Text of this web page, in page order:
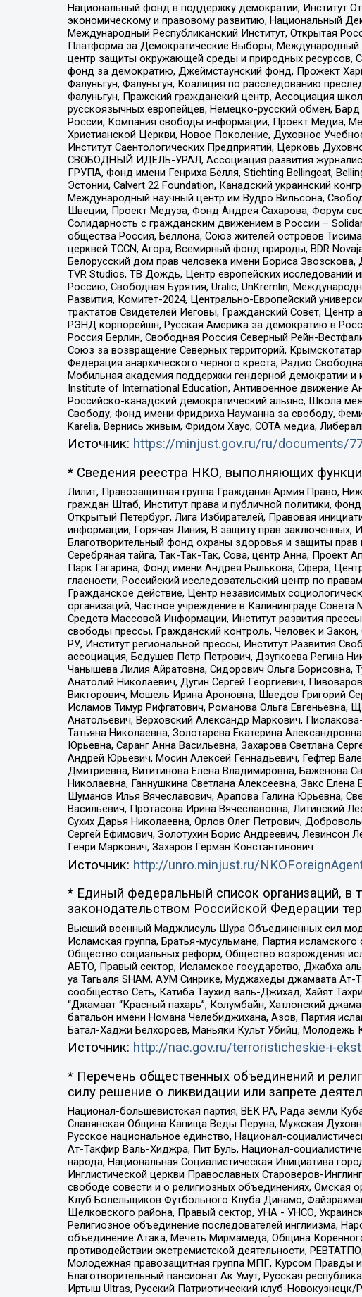
Национальный фонд в поддержку демократии, Институт
экономическому и правовому развитию, Национальный
Международный Республиканский Институт, Открытая
Платформа за Демократические Выборы, Международный
центр защиты окружающей среды и природных ресурсов,
фонд за демократию, Джеймстаунский фонд, Прожект
Фалуньгун, Фалуньгун, Коалиция по расследованию
Фалуньгун, Пражский гражданский центр, Ассоциация
русскоязычных европейцев, Немецко-русский обмен,
России, Компания свободы информации, Проект Медиа,
Христианской Церкви, Новое Поколение, Духовное
Институт Саентологических Предприятий, Церковь
СВОБОДНЫЙ ИДЕЛЬ-УРАЛ, Ассоциация развития
ГРУПА, Фонд имени Генриха Бёлля, Stichting Bellingcat,
Эстонии, Calvert 22 Foundation, Канадский украинский
Международный научный центр им Вудро Вильсона,
Швеции, Проект Медуза, Фонд Андрея Сахарова, Форум
Солидарность с гражданским движением в России –
общества Россия, Беллона, Союз жителей островов
церквей TCCN, Агора, Всемирный фонд природы, BDR
Белорусский дом прав человека имени Бориса
TVR Studios, ТВ Дождь, Центр европейских
Россию, Свободная Бурятия, Uralic, UnKremlin,
Развития, Комитет-2024, Центрально-Европейский
трактатов Свидетелей Иеговы, Гражданский Совет, Центр
РЭНД корпорейшн, Русская Америка за демократию в
Россия Берлин, Свободная Россия Северный Рейн-
Союз за возвращение Северных территорий,
Федерация анархического черного креста, Радио
Мобильная академия поддержки гендерной демократии и
Institute of International Education, Антивоенное движение
Российско-канадский демократический альянс, Школа
Свободу, Фонд имени Фридриха Науманна за свободу,
Karelia, Вернись живым, Фридом Хаус, СОТА медиа,
Источник: https://minjust.gov.ru/ru/documents/
* Сведения реестра НКО, выполняющих
Лилит, Правозащитная группа Гражданин.Армия.Право,
граждан Штаб, Институт права и публичной политики,
Открытый Петербург, Лига Избирателей, Правовая
информации, Горячая Линия, В защиту прав заключенных,
Благотворительный фонд охраны здоровья и защиты
Серебряная тайга, Так-Так-Так, Сова, центр Анна,
Парк Гагарина, Фонд имени Андрея Рылькова, Сфера,
гласности, Российский исследовательский центр по
Гражданское действие, Центр независимых
организаций, Частное учреждение в Калининграде
Средств Массовой Информации, Институт развития
свободы прессы, Гражданский контроль, Человек и
РУ, Институт региональной прессы, Институт Развития
ассоциация, Бедушев Петр Петрович, Дзугкоева Регина
Чанышева Лилия Айратовна, Сидорович Ольга Борисовна,
Анатолий Николаевич, Дугин Сергей Георгиевич,
Викторович, Мошель Ирина Ароновна, Шведов Григорий
Исламов Тимур Рифгатович, Романова Ольга Евгеньевна,
Анатольевич, Верховский Александр Маркович,
Татьяна Николаевна, Золотарева Екатерина
Юрьевна, Саранг Анна Васильевна, Захарова Светлана
Андрей Юрьевич, Мосин Алексей Геннадьевич, Гефтер
Дмитриевна, Вититинова Елена Владимировна, Баженова
Николаевна, Ганнушкина Светлана Алексеевна, Закс
Шуманов Илья Вячеславович, Арапова Галина Юрьевна,
Васильевич, Протасова Ирина Вячеславовна, Литинский
Сухих Дарья Николаевна, Орлов Олег Петрович,
Сергей Ефимович, Золотухин Борис Андреевич,
Генри Маркович, Захаров Герман Константинович
Источник: http://unro.minjust.ru/
* Единый федеральный список организаций, в
законодательством Российской Федерации
Высший военный Маджлисуль Шура Объединенных сил
Исламская группа, Братья-мусульмане, Партия
Общество социальных реформ, Общество возрождения
АБТО, Правый сектор, Исламское государство, Джабха
уа Тагьаля SHAM, АУМ Синрике, Муджахеды джамаата Ат-
сообщество Сеть, Катиба Таухид валь-Джихад, Хайят
“Джамаат “Красный пахарь”, Колумбайн, Хатлонский
батальон имени Номана Челебиджихана, Азов, Партия
Батал-Хаджи Белхороев, Маньяки Культ Убийц, Молодёжь
Источник: http://nac.gov.ru/terroristicheskie-i-
* Перечень общественных объединений и
силу решение о ликвидации или запрете
Национал-большевистская партия, ВЕК РА, Рада земли
Славянская Община Капища Веды Перуна, Мужская
Русское национальное единство, Национал-
Ат-Такфир Валь-Хиджра, Пит Буль, Национал-
народа, Национальная Социалистическая Инициатива
Инглистической церкви Православных Староверов-
свободе совести и о религиозных объединениях, Омская
Клуб Болельщиков Футбольного Клуба Динамо,
Щелковского района, Правый сектор, УНА - УНСО,
Религиозное объединение последователей инглиизма,
объединение Атака, Мечеть Мирмамеда, Община
противодействии экстремистской деятельности,
Молодежная правозащитная группа МПГ, Курсом Правды и
Благотворительный пансионат Ак Умут, Русская
Иртыш Ultras, Русский Патриотический клуб-